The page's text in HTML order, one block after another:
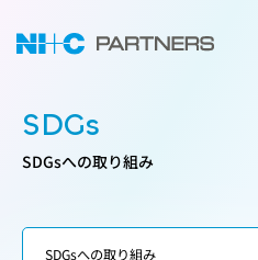
SDGs
SDGsへの取り組み